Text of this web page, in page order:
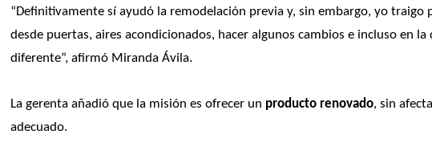
“Definitivamente sí ayudó la remodelación previa y, sin embargo, yo
desde puertas, aires acondicionados, hacer algunos cambios e incluso en
diferente”, afirmó Miranda Ávila.
La gerenta añadió que la misión es ofrecer un producto renovado, sin
adecuado.